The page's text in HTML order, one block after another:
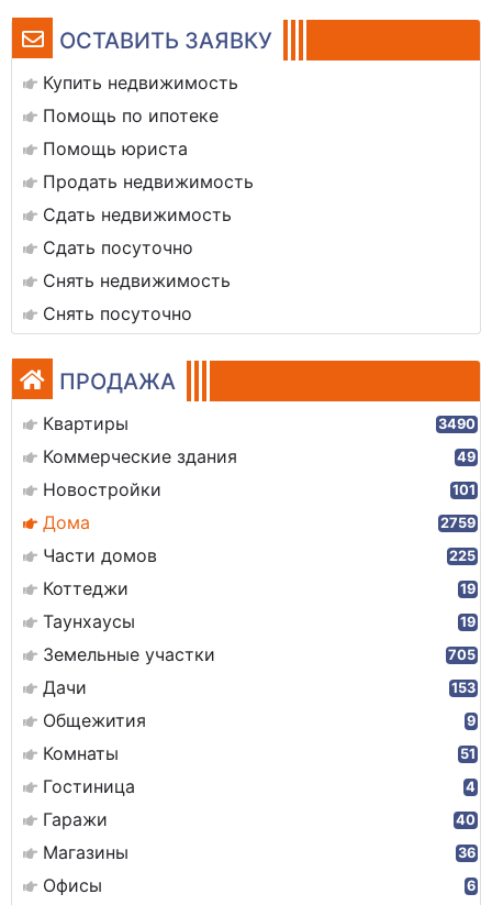
ОСТАВИТЬ ЗАЯВКУ
Купить недвижимость
Помощь по ипотеке
Помощь юриста
Продать недвижимость
Сдать недвижимость
Сдать посуточно
Снять недвижимость
Снять посуточно
ПРОДАЖА
Квартиры 3490
Коммерческие здания 49
Новостройки 101
Дома 2759
Части домов 225
Коттеджи 19
Таунхаусы 19
Земельные участки 705
Дачи 153
Общежития 9
Комнаты 51
Гостиница 4
Гаражи 40
Магазины 36
Офисы 6